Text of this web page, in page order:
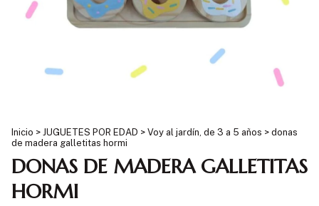
Inicio > JUGUETES POR EDAD > Voy al jardín, de 3 a 5 años > donas
de madera galletitas hormi
DONAS DE MADERA GALLETITAS
HORMI